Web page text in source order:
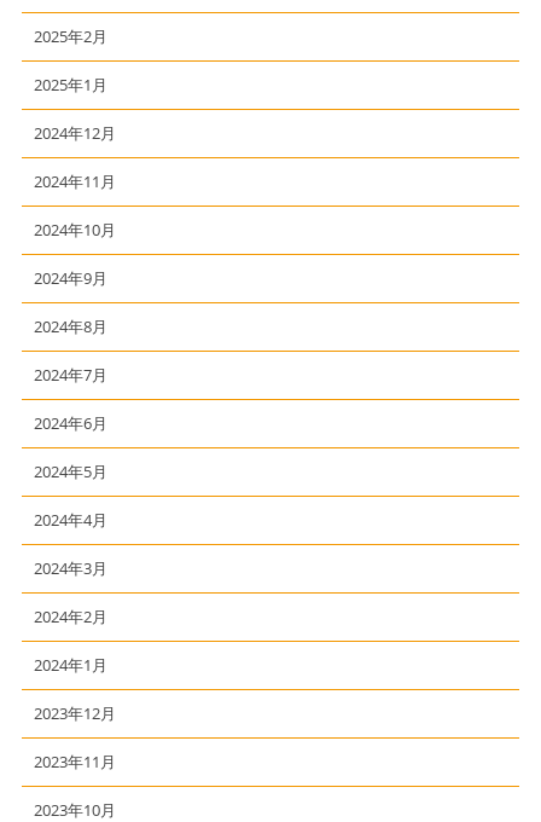
2025年2月
2025年1月
2024年12月
2024年11月
2024年10月
2024年9月
2024年8月
2024年7月
2024年6月
2024年5月
2024年4月
2024年3月
2024年2月
2024年1月
2023年12月
2023年11月
2023年10月